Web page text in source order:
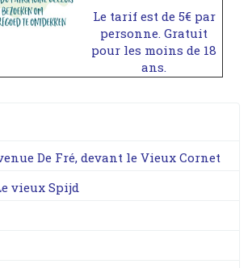
Le tarif est de 5€ par
personne. Gratuit
pour les moins de 18
ans.
De Fré, devant le Vieux Cornet
vieux Spijd